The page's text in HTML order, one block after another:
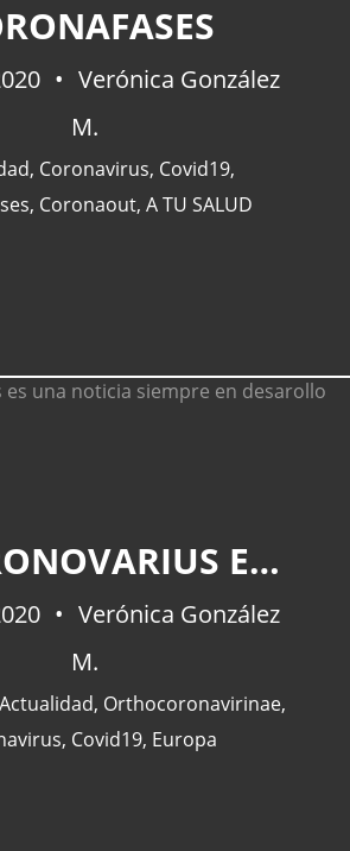
Verónica González
M.
, Coronavirus, Covid19,
, Coronaout, A TU SALUD
EL CORONOVARIUS ES UNA NOTICIA SIEMPRE EN DESAROLLO
Verónica González
M.
Actualidad, Orthocoronavirinae,
, Covid19, Europa